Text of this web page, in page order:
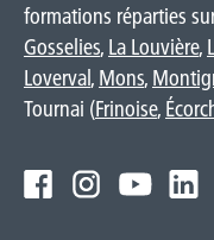
formations réparties
Gosselies, La Louvière,
Loverval, Mons,
Tournai (Frinoise,